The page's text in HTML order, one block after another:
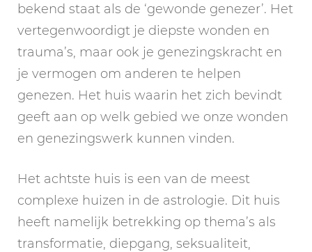
bekend staat als de ‘gewonde genezer’. Het
vertegenwoordigt je diepste wonden en
trauma’s, maar ook je genezingskracht en
je vermogen om anderen te helpen
genezen. Het huis waarin het zich bevindt
geeft aan op welk gebied we onze wonden
en genezingswerk kunnen vinden.
Het achtste huis is een van de meest
complexe huizen in de astrologie. Dit huis
heeft namelijk betrekking op thema’s als
transformatie, diepgang, seksualiteit,